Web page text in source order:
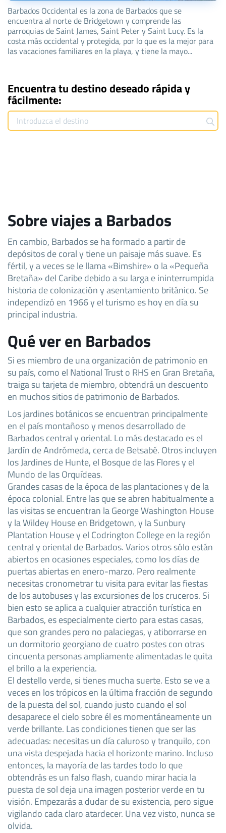
Barbados Occidental es la zona de Barbados que se
encuentra al norte de Bridgetown y comprende las
parroquias de Saint James, Saint Peter y Saint Lucy. Es la
costa más occidental y protegida, por lo que es la mejor para
las vacaciones familiares en la playa, y tiene la mayo...
Encuentra tu destino deseado rápida y
fácilmente:
Sobre viajes a Barbados
En cambio, Barbados se ha formado a partir de
depósitos de coral y tiene un paisaje más suave. Es
fértil, y a veces se le llama «Bimshire» o la «Pequeña
Bretaña» del Caribe debido a su larga e ininterrumpida
historia de colonización y asentamiento británico. Se
independizó en 1966 y el turismo es hoy en día su
principal industria.
Qué ver en Barbados
Si es miembro de una organización de patrimonio en
su país, como el National Trust o RHS en Gran Bretaña,
traiga su tarjeta de miembro, obtendrá un descuento
en muchos sitios de patrimonio de Barbados.
Los jardines botánicos se encuentran principalmente
en el país montañoso y menos desarrollado de
Barbados central y oriental. Lo más destacado es el
Jardín de Andrómeda, cerca de Betsabé. Otros incluyen
los Jardines de Hunte, el Bosque de las Flores y el
Mundo de las Orquídeas.
Grandes casas de la época de las plantaciones y de la
época colonial. Entre las que se abren habitualmente a
las visitas se encuentran la George Washington House
y la Wildey House en Bridgetown, y la Sunbury
Plantation House y el Codrington College en la región
central y oriental de Barbados. Varios otros sólo están
abiertos en ocasiones especiales, como los días de
puertas abiertas en enero-marzo. Pero realmente
necesitas cronometrar tu visita para evitar las fiestas
de los autobuses y las excursiones de los cruceros. Si
bien esto se aplica a cualquier atracción turística en
Barbados, es especialmente cierto para estas casas,
que son grandes pero no palaciegas, y atiborrarse en
un dormitorio georgiano de cuatro postes con otras
cincuenta personas ampliamente alimentadas le quita
el brillo a la experiencia.
El destello verde, si tienes mucha suerte. Esto se ve a
veces en los trópicos en la última fracción de segundo
de la puesta del sol, cuando justo cuando el sol
desaparece el cielo sobre él es momentáneamente un
verde brillante. Las condiciones tienen que ser las
adecuadas: necesitas un día caluroso y tranquilo, con
una vista despejada hacia el horizonte marino. Incluso
entonces, la mayoría de las tardes todo lo que
obtendrás es un falso flash, cuando mirar hacia la
puesta de sol deja una imagen posterior verde en tu
visión. Empezarás a dudar de su existencia, pero sigue
vigilando cada claro atardecer. Una vez visto, nunca se
olvida.